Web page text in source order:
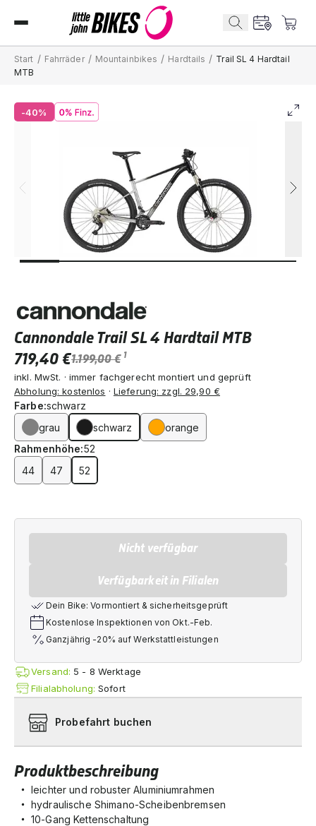
Start / Fahrräder / Mountainbikes / Hardtails / Trail SL 4 Hardtail
MTB
-40%
Produktbeschreibung
leichter und robuster Aluminiumrahmen
hydraulische Shimano-Scheibenbremsen
10-Gang Kettenschaltung
Cannondale Trail SL 4 Hardtail MTB
719,40 €1.199,00 € 1
inkl. MwSt. · immer fachgerecht montiert und geprüft
Abholung: kostenlos · Lieferung: zzgl. 29,90 €
Farbe:schwarz
grau
schwarz
orange
Rahmenhöhe:52
44
47 52
Nicht verfügbar
Verfügbarkeit in Filialen
Dein Bike: Vormontiert & sicherheitsgeprüft
Kostenlose Inspektionen von Okt.-Feb.
Ganzjährig -20% auf Werkstattleistungen
Versand: 5 - 8 Werktage
Filialabholung:Sofort
Probefahrt buchen